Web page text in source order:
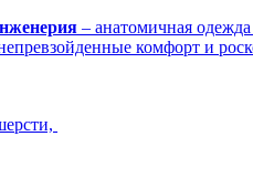
– анатомичная
комфорт и